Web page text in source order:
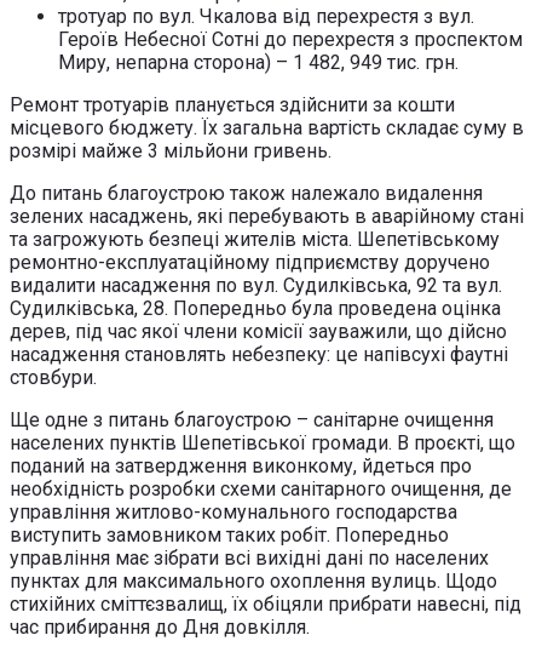
тротуар по вул. Чкалова від перехрестя з вул.
Героїв Небесної Сотні до перехрестя з проспектом
Миру, непарна сторона) – 1 482, 949 тис. грн.
Ремонт тротуарів планується здійснити за кошти
місцевого бюджету. Їх загальна вартість складає суму в
розмірі майже 3 мільйони гривень.
До питань благоустрою також належало видалення
зелених насаджень, які перебувають в аварійному стані
та загрожують безпеці жителів міста. Шепетівському
ремонтно-експлуатаційному підприємству доручено
видалити насадження по вул. Судилківська, 92 та вул.
Судилківська, 28. Попередньо була проведена оцінка
дерев, під час якої члени комісії зауважили, що дійсно
насадження становлять небезпеку: це напівсухі фаутні
стовбури.
Ще одне з питань благоустрою – санітарне очищення
населених пунктів Шепетівської громади. В проєкті, що
поданий на затвердження виконкому, йдеться про
необхідність розробки схеми санітарного очищення, де
управління житлово-комунального господарства
виступить замовником таких робіт. Попередньо
управління має зібрати всі вихідні дані по населених
пунктах для максимального охоплення вулиць. Щодо
стихійних сміттєзвалищ, їх обіцяли прибрати навесні, під
час прибирання до Дня довкілля.